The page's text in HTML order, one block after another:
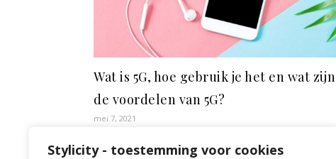
Stylicity - toestemming voor cookies
Wat is 5G, hoe gebruik je het en wat zijn
de voordelen van 5G?
mei 7, 2021